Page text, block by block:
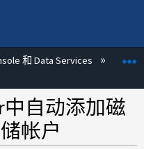
和 Data Services
中自动添加磁
帐户